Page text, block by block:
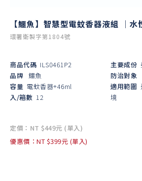
【鱷魚】智慧型電蚊香器液組 ｜
環署衛製字第1804號
商品代碼 ILS0461P2
品牌 鱷魚
容量 電蚊香器+46ml
入/箱數 12
主要成份
防治對象
適用範圍
境
定價：NT $449元 (單入)
優惠價：NT $399元 (單入)